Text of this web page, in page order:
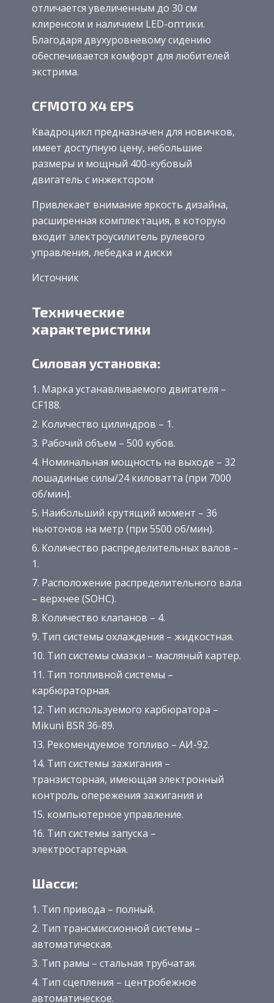
отличается увеличенным до 30 см
клиренсом и наличием LED-оптики.
Благодаря двухуровневому сидению
обеспечивается комфорт для любителей
экстрима.
CFMOTO X4 EPS
Квадроцикл предназначен для новичков,
имеет доступную цену, небольшие
размеры и мощный 400-кубовый
двигатель с инжектором
Привлекает внимание яркость дизайна,
расширенная комплектация, в которую
входит электроусилитель рулевого
управления, лебедка и диски
Источник
Технические
характеристики
Силовая установка:
Марка устанавливаемого двигателя –
CF188.
Количество цилиндров – 1.
Рабочий объем – 500 кубов.
Номинальная мощность на выходе – 32
лошадиные силы/24 киловатта (при 7000
об/мин).
Наибольший крутящий момент – 36
ньютонов на метр (при 5500 об/мин).
Количество распределительных валов –
1.
Расположение распределительного вала
– верхнее (SOHC).
Количество клапанов – 4.
Тип системы охлаждения – жидкостная.
Тип системы смазки – масляный картер.
Тип топливной системы –
карбюраторная.
Тип используемого карбюратора –
Mikuni BSR 36-89.
Рекомендуемое топливо – АИ-92.
Тип системы зажигания –
транзисторная, имеющая электронный
контроль опережения зажигания и
компьютерное управление.
Тип системы запуска –
электростартерная.
Шасси:
Тип привода – полный.
Тип трансмиссионной системы –
автоматическая.
Тип рамы – стальная трубчатая.
Тип сцепления – центробежное
автоматическое.